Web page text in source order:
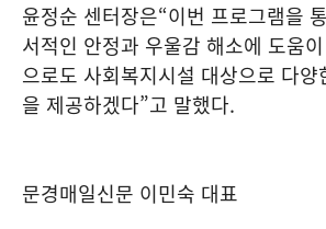
윤정순 센터장은“이번 프로그램을
서적인 안정과 우울감 해소에 도움
으로도 사회복지시설 대상으로 다양
을 제공하겠다”고 말했다.
문경매일신문 이민숙 대표